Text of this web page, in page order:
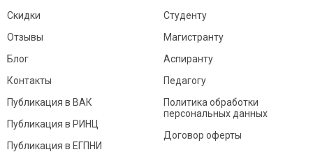
Скидки
Отзывы
Блог
Контакты
Студенту
Магистранту
Аспиранту
Педагогу
Публикация в ВАК
Публикация в РИНЦ
Публикация в ЕГПНИ
Политика обработки
персональных данных
Договор оферты